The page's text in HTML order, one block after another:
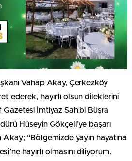
Vahap Akay, Çerkezköy
ederek, hayırlı olsun dileklerini
İmtiyaz Sahibi Büşra
Hüseyin Gökçeli’ye başarı
“Bölgemizde yayın hayatına
hayırlı olmasını diliyorum.